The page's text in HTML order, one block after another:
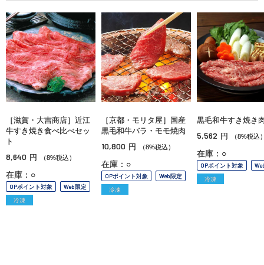
［滋賀・大吉商店］近江
牛すき焼き食べ比べセッ
ト
8,640 円 （8%税込）
在庫：○
OPポイント対象
Web限定
冷凍
［京都・モリタ屋］国産
黒毛和牛バラ・モモ焼肉
10,800 円 （8%税込）
在庫：○
OPポイント対象
Web限定
冷凍
黒毛和牛すき焼き
5,562 円 （8%税込
在庫：○
OPポイント対象
冷凍